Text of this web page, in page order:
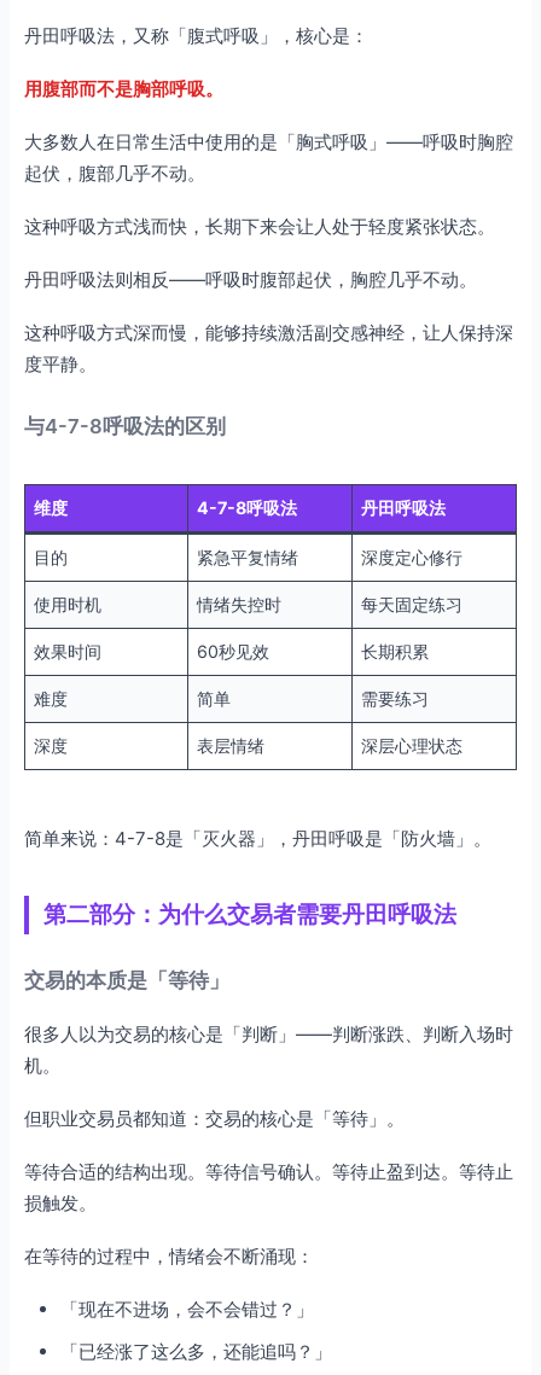
丹田呼吸法，又称「腹式呼吸」，核心是：
用腹部而不是胸部呼吸。
大多数人在日常生活中使用的是「胸式呼吸」——呼吸时胸腔
起伏，腹部几乎不动。
这种呼吸方式浅而快，长期下来会让人处于轻度紧张状态。
丹田呼吸法则相反——呼吸时腹部起伏，胸腔几乎不动。
这种呼吸方式深而慢，能够持续激活副交感神经，让人保持深
度平静。
与4-7-8呼吸法的区别
维度 4-7-8呼吸法 丹田呼吸法
目的 紧急平复情绪 深度定心修行
使用时机 情绪失控时 每天固定练习
效果时间 60秒见效 长期积累
难度 简单 需要练习
深度 表层情绪 深层心理状态
简单来说：4-7-8是「灭火器」，丹田呼吸是「防火墙」。
第二部分：为什么交易者需要丹田呼吸法
交易的本质是「等待」
很多人以为交易的核心是「判断」——判断涨跌、判断入场时
机。
但职业交易员都知道：交易的核心是「等待」。
等待合适的结构出现。等待信号确认。等待止盈到达。等待止
损触发。
在等待的过程中，情绪会不断涌现：
「现在不进场，会不会错过？」
「已经涨了这么多，还能追吗？」